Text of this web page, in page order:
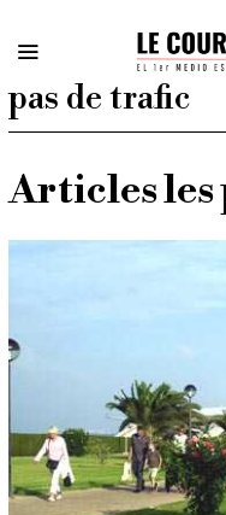
pas de trafic
Articles